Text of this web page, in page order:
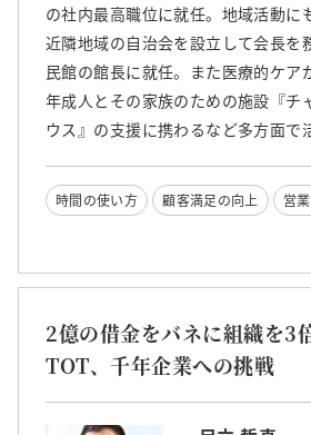
の社内最高職位に就任。地域活動に
近隣地域の自治会を設立して会長を
民館の館長に就任。また医療的ケア
年成人とその家族のための施設『チ
ウス』の支援に携わるなど多方面で
時間の使い方 顧客満足の向上 営
2億の借金をバネに組織を3
TOT、千年企業への挑戦